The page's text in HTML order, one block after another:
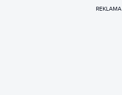
REKLAMA